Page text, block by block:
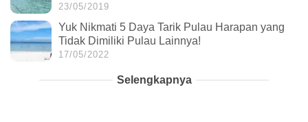
23/05/2019
Yuk Nikmati 5 Daya Tarik Pulau Harapan yang
Tidak Dimiliki Pulau Lainnya!
17/05/2022
Selengkapnya